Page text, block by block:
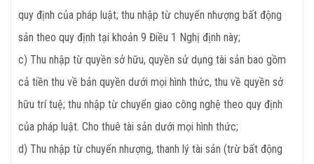
quy định của pháp luật; thu nhập từ chuyển nhượng bất động
sản theo quy định tại khoản 9 Điều 1 Nghị định này;
c) Thu nhập từ quyền sở hữu, quyền sử dụng tài sản bao gồm
cả tiền thu về bản quyền dưới mọi hình thức, thu về quyền sở
hữu trí tuệ; thu nhập từ chuyển giao công nghệ theo quy định
của pháp luật. Cho thuê tài sản dưới mọi hình thức;
d) Thu nhập từ chuyển nhượng, thanh lý tài sản (trừ bất động